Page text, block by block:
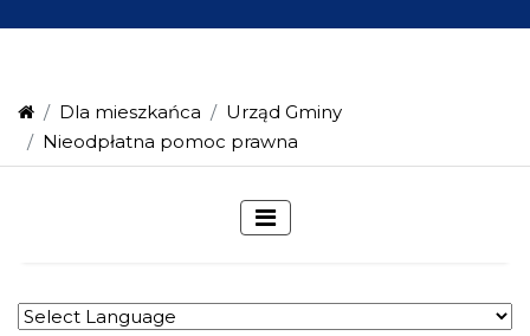
Dla mieszkańca
Urząd Gminy
Nieodpłatna pomoc prawna